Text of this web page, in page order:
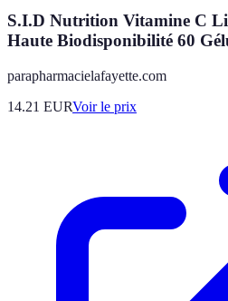
S.I.D Nutrition Vitamine C
Haute Biodisponibilité 60
parapharmacielafayette.com
14.21 EURVoir le prix